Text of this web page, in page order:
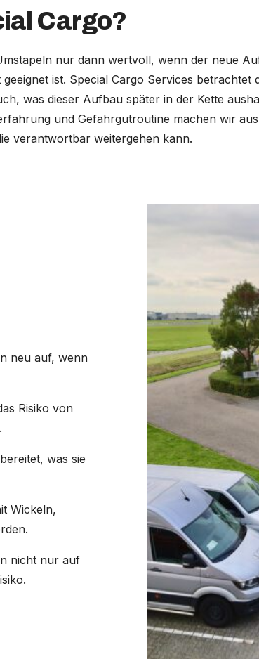
Cargo?
nur dann wertvoll, wenn der neue
ist. Special Cargo Services betrachtet
was dieser Aufbau später in der Kette
und Gefahrgutroutine machen wir
verantwortbar weitergehen kann.
neu auf, wenn
Risiko von
was sie
Wickeln,
nicht nur auf